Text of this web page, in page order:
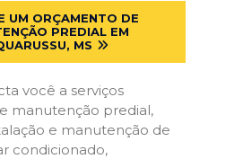
UM ORÇAMENTO DE
PREDIAL EM
MS
você a serviços
manutenção predial,
e manutenção de
condicionado,